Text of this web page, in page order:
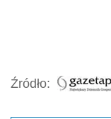
Źródło: